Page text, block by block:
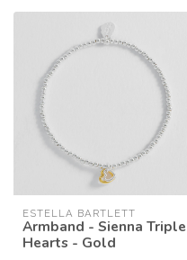
ESTELLA BARTLETT
Armband - Sienna Triple
Hearts - Gold